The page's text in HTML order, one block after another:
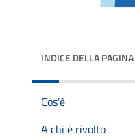
INDICE DELLA PAGINA
Cos'è
A chi è rivolto